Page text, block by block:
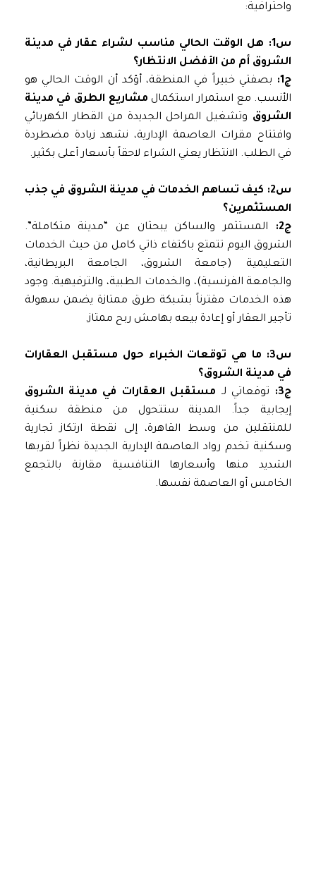
واحترافية:
س1: هل الوقت الحالي مناسب لشراء عقار في مدينة
الشروق أم من الأفضل الانتظار؟
بصفتي خبيراً في المنطقة، أؤكد أن الوقت الحالي هو
الأنسب. مع استمرار استكمالمشاريع الطرق في مدينة
الشروقوتشغيل المراحل الجديدة من القطار الكهربائي
وافتتاح مقرات العاصمة الإدارية، نشهد زيادة مضطردة
في الطلب. الانتظار يعني الشراء لاحقاً بأسعار أعلى بكثير.
س2: كيف تساهم الخدمات في مدينة الشروق في جذب
المستثمرين؟
المستثمر والساكن يبحثان عن “مدينة متكاملة”.
الشروق اليوم تتمتع باكتفاء ذاتي كامل من حيث الخدمات
التعليمية (جامعة الشروق، الجامعة البريطانية،
والجامعة الفرنسية)، والخدمات الطبية، والترفيهية. وجود
هذه الخدمات مقترناً بشبكة طرق ممتازة يضمن سهولة
تأجير العقار أو إعادة بيعه بهامش ربح ممتاز.
س3: ما هي توقعات الخبراء حول مستقبل العقارات
في مدينة الشروق؟
توقعاتي لـمستقبل العقارات في مدينة الشروق
إيجابية جداً. المدينة ستتحول من منطقة سكنية
للمنتقلين من وسط القاهرة، إلى نقطة ارتكاز تجارية
وسكنية تخدم رواد العاصمة الإدارية الجديدة نظراً لقربها
الشديد منها وأسعارها التنافسية مقارنة بالتجمع
الخامس أو العاصمة نفسها.